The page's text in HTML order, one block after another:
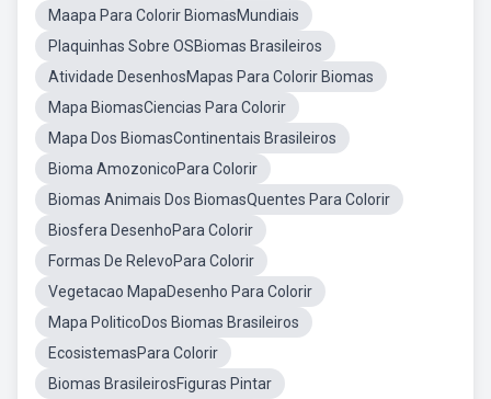
Maapa Para Colorir BiomasMundiais
Plaquinhas Sobre OSBiomas Brasileiros
Atividade DesenhosMapas Para Colorir Biomas
Mapa BiomasCiencias Para Colorir
Mapa Dos BiomasContinentais Brasileiros
Bioma AmozonicoPara Colorir
Biomas Animais Dos BiomasQuentes Para Colorir
Biosfera DesenhoPara Colorir
Formas De RelevoPara Colorir
Vegetacao MapaDesenho Para Colorir
Mapa PoliticoDos Biomas Brasileiros
EcosistemasPara Colorir
Biomas BrasileirosFiguras Pintar